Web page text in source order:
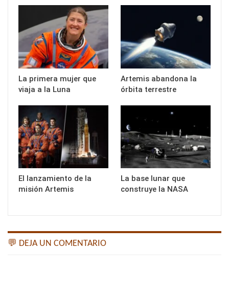
La primera mujer que
viaja a la Luna
Artemis abandona la
órbita terrestre
El lanzamiento de la
misión Artemis
La base lunar que
construye la NASA
💬 DEJA UN COMENTARIO